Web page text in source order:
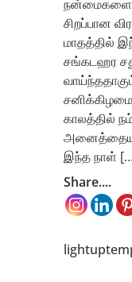
நன்மைகளை
சிறப்பான
மாதத்தில்
சங்கடஹர
காலத்தில்
இந்த நாள்
Share....